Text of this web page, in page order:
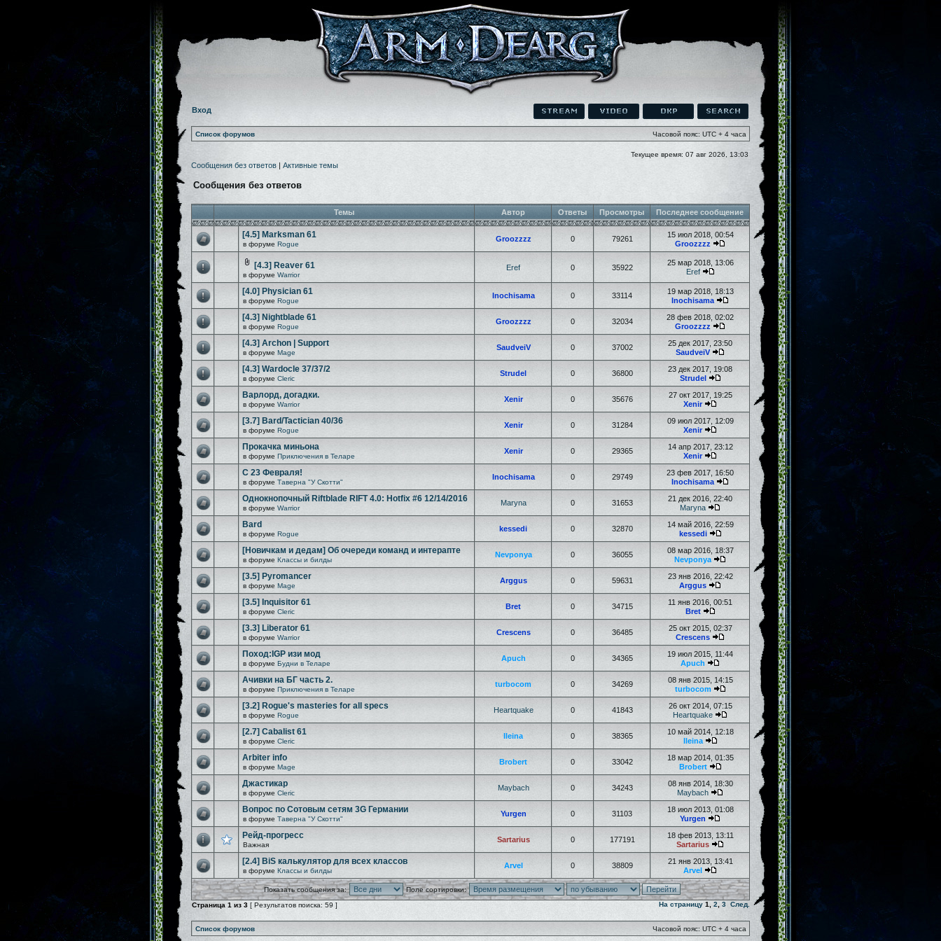
Вход
Список форумов Часовой пояс: UTC + 4 часа
Текущее время: 07 авг 2026, 13:03
Сообщения без ответов | Активные темы
Сообщения без ответов
Темы Автор Ответы Просмотры Последнее сообщение
[4.5] Marksman 61
в форуме Rogue
Groozzzz 0 79261
15 июл 2018, 00:54
Groozzzz
[4.3] Reaver 61
в форуме Warrior
Eref 0 35922
25 мар 2018, 13:06
Eref
[4.0] Physician 61
в форуме Rogue
Inochisama 0 33114
19 мар 2018, 18:13
Inochisama
[4.3] Nightblade 61
в форуме Rogue
Groozzzz 0 32034
28 фев 2018, 02:02
Groozzzz
[4.3] Archon | Support
в форуме Mage
SaudveiV 0 37002
25 дек 2017, 23:50
SaudveiV
[4.3] Wardocle 37/37/2
в форуме Cleric
Strudel 0 36800
23 дек 2017, 19:08
Strudel
Варлорд, догадки.
в форуме Warrior
Xenir 0 35676
27 окт 2017, 19:25
Xenir
[3.7] Bard/Tactician 40/36
в форуме Rogue
Xenir 0 31284
09 июл 2017, 12:09
Xenir
Прокачка миньона
в форуме Приключения в Теларе
Xenir 0 29365
14 апр 2017, 23:12
Xenir
С 23 Февраля!
в форуме Таверна "У Скотти"
Inochisama 0 29749
23 фев 2017, 16:50
Inochisama
Однокнопочный Riftblade RIFT 4.0: Hotfix #6 12/14/2016
в форуме Warrior
Maryna 0 31653
21 дек 2016, 22:40
Maryna
Bard
в форуме Rogue
kessedi 0 32870
14 май 2016, 22:59
kessedi
[Новичкам и дедам] Об очереди команд и интерапте
в форуме Классы и билды
Nevponya 0 36055
08 мар 2016, 18:37
Nevponya
[3.5] Pyromancer
в форуме Mage
Arggus 0 59631
23 янв 2016, 22:42
Arggus
[3.5] Inquisitor 61
в форуме Cleric
Bret 0 34715
11 янв 2016, 00:51
Bret
[3.3] Liberator 61
в форуме Warrior
Crescens 0 36485
25 окт 2015, 02:37
Crescens
Поход:IGP изи мод
в форуме Будни в Теларе
Apuch 0 34365
19 июл 2015, 11:44
Apuch
Ачивки на БГ часть 2.
в форуме Приключения в Теларе
turbocom 0 34269
08 янв 2015, 14:15
turbocom
[3.2] Rogue's masteries for all specs
в форуме Rogue
Heartquake 0 41843
26 окт 2014, 07:15
Heartquake
[2.7] Cabalist 61
в форуме Cleric
Ileina 0 38365
10 май 2014, 12:18
Ileina
Arbiter info
в форуме Mage
Brobert 0 33042
18 мар 2014, 01:35
Brobert
Джастикар
в форуме Cleric
Maybach 0 34243
08 янв 2014, 18:30
Maybach
Вопрос по Сотовым сетям 3G Германии
в форуме Таверна "У Скотти"
Yurgen 0 31103
18 июл 2013, 01:08
Yurgen
Рейд-прогресс
Важная
Sartarius 0 177191
18 фев 2013, 13:11
Sartarius
[2.4] BiS калькулятор для всех классов
в форуме Классы и билды
Arvel 0 38809
21 янв 2013, 13:41
Arvel
Показать сообщения за:
Поле сортировки:
Страница 1 из 3 [ Результатов поиска: 59 ] На страницу 1 2 3 След.
Список форумов Часовой пояс: UTC + 4 часа